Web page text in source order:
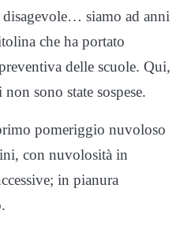
siamo ad anni
che ha portato
delle scuole. Qui,
sono state sospese.
pomeriggio nuvoloso
con nuvolosità in
in pianura